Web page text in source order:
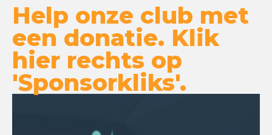
Help onze club met
een donatie. Klik
hier rechts op
'Sponsorkliks'.